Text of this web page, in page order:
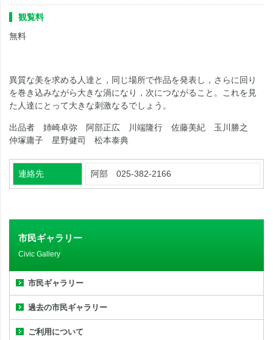
観覧料
無料
異質な美を求める人達と，同じ場所で作品を発表し，さらに回り
を巻き込みながら大きな渦になり，次につながること。これを見
た人達にとって大きな刺激なるでしょう。
出品者 姉崎卓弥 阿部正広 川端隆行 佐藤美紀 玉川勝之
仲塚庸子 星野健司 松本泰典
連絡先 阿部 025-382-2166
市民ギャラリー
Civic Gallery
市民ギャラリー
過去の市民ギャラリー
ご利用について